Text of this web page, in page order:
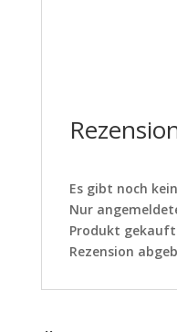
Es gibt noch
Nur
Produkt
Rezension